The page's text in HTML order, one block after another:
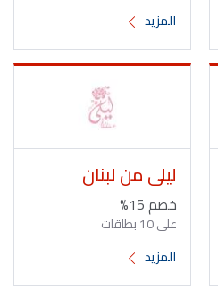
المزيد
ليلى من لبنان
خصم 15%
على 10 بطاقات
المزيد